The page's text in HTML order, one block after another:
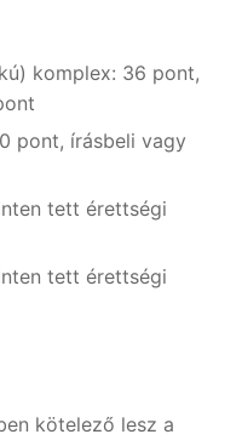
komplex: 36 pont,
pont, írásbeli vagy
tett érettségi
tett érettségi
kötelező lesz a